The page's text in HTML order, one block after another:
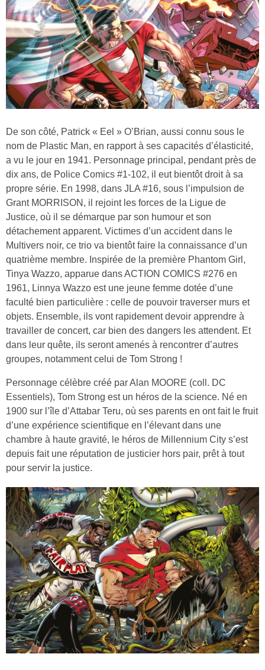
De son côté, Patrick « Eel » O’Brian, aussi connu sous le
nom de Plastic Man, en rapport à ses capacités d’élasticité,
a vu le jour en 1941. Personnage principal, pendant près de
dix ans, de Police Comics #1-102, il eut bientôt droit à sa
propre série. En 1998, dans JLA #16, sous l’impulsion de
Grant MORRISON, il rejoint les forces de la Ligue de
Justice, où il se démarque par son humour et son
détachement apparent. Victimes d’un accident dans le
Multivers noir, ce trio va bientôt faire la connaissance d’un
quatrième membre. Inspirée de la première Phantom Girl,
Tinya Wazzo, apparue dans ACTION COMICS #276 en
1961, Linnya Wazzo est une jeune femme dotée d’une
faculté bien particulière : celle de pouvoir traverser murs et
objets. Ensemble, ils vont rapidement devoir apprendre à
travailler de concert, car bien des dangers les attendent. Et
dans leur quête, ils seront amenés à rencontrer d’autres
groupes, notamment celui de Tom Strong !
Personnage célèbre créé par Alan MOORE (coll. DC
Essentiels), Tom Strong est un héros de la science. Né en
1900 sur l’île d’Attabar Teru, où ses parents en ont fait le fruit
d’une expérience scientifique en l’élevant dans une
chambre à haute gravité, le héros de Millennium City s’est
depuis fait une réputation de justicier hors pair, prêt à tout
pour servir la justice.